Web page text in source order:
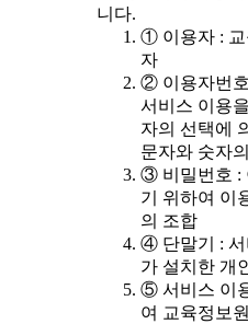
니다.
① 이용자 : 교
자
② 이용자번
서비스 이용
자의 선택에
문자와 숫자
③ 비밀번호 :
기 위하여 이
의 조합
④ 단말기 : 서
가 설치한 개
⑤ 서비스 이
여 교육정보